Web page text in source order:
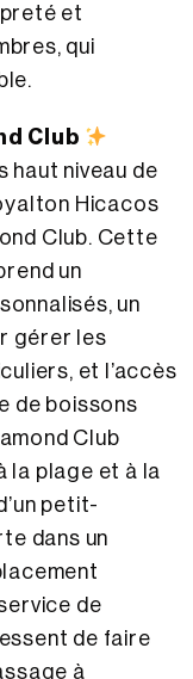
et
qui
Club
haut niveau de
Hicacos
Club. Cette
un
un
gérer les
et l’accès
de boissons
Club
la plage et à la
petit-
dans un
de
de faire
à